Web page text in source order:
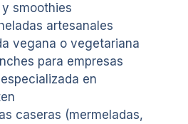
smoothies
artesanales
vegana o vegetariana
para empresas
en
caseras (mermeladas,